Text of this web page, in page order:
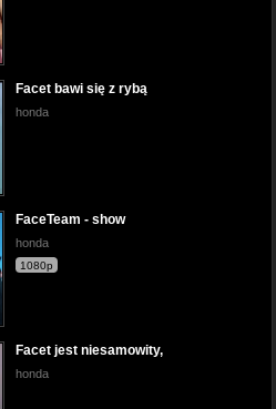
Facet bawi się z rybą
honda
FaceTeam - show
honda
1080p
Facet jest niesamowity,
honda